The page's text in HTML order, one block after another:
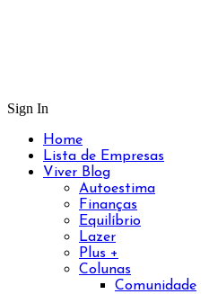
Sign In
Home
Lista de Empresas
Viver Blog
Autoestima
Finanças
Equilíbrio
Lazer
Plus +
Colunas
Comunidade